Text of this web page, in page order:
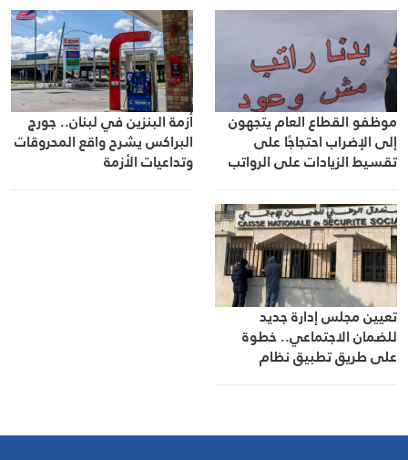
موظفو القطاع العام يتجهون
إلى الإضراب احتجاجًا على
تقسيط الزيادات على الرواتب
أزمة البنزين في لبنان.. جورج
البراكس يشرح واقع المحروقات
وتداعيات الأزمة
تعيين مجلس إدارة جديد
للضمان الاجتماعي.. خطوة
على طريق تطبيق نظام